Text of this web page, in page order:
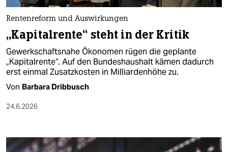
Rentenreform und Auswirkungen
„Kapitalrente“ steht in der Kritik
Gewerkschaftsnahe Ökonomen rügen die geplante
„Kapitalrente“. Auf den Bundeshaushalt kämen dadurch
erst einmal Zusatzkosten in Milliardenhöhe zu.
Von Barbara Dribbusch
24.6.2026